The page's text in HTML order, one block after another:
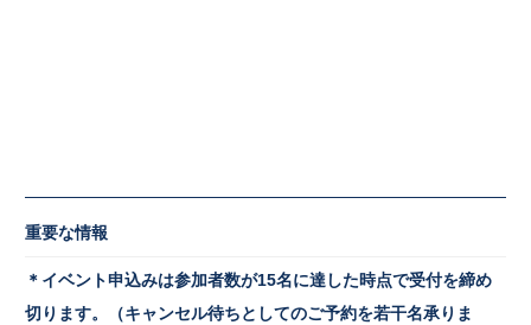
重要な情報
＊イベント申込みは参加者数が15名に達した時点で受付を締め
切ります。（キャンセル待ちとしてのご予約を若干名承りま